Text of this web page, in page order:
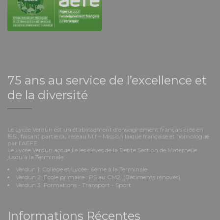
75 ans au service de l’excellence et
de la diversité
Le Lycée Verdun est un établissement d’enseignement français créé en
1951, faisant partie du réseau Mlf – Mission laïque française et homologué
par l’AEFE.
Le Lycée Verdun accueille les élèves de la Petite Section de Maternelle
jusqu’à la Terminale:
Verdun 1: Collège et Lycée- 6ème à la Terminale
Verdun 2: École primaire : PS au CM2. (Bâtiments rénovés).
Verdun 3: Formations - Transport - Sport
Informations Récentes